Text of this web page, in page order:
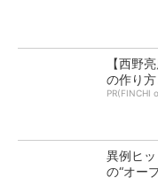
【西野
の作り
PR(FINCHI
異例ヒ
の“オー